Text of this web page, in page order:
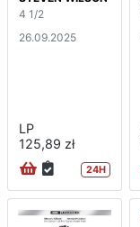
4 1/2
26.09.2025
LP
125,89 zł
24H